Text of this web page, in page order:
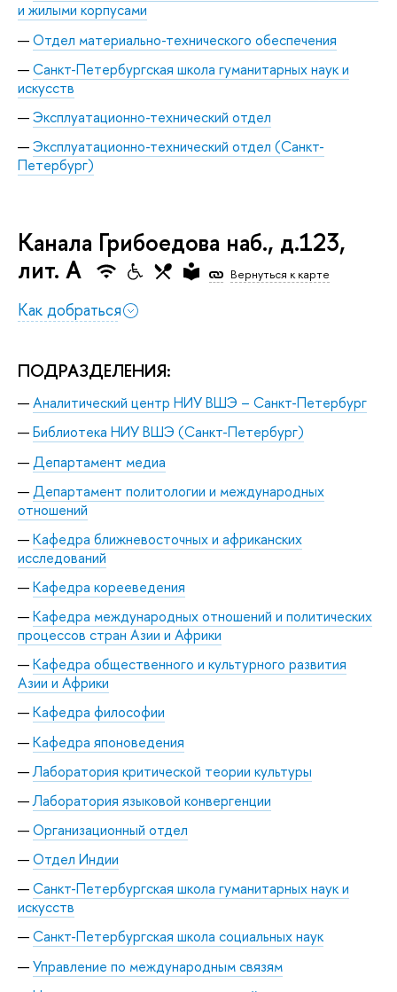
и жилыми корпусами
Отдел материально-технического обеспечения
Санкт-Петербургская школа гуманитарных наук и
искусств
Эксплуатационно-технический отдел
Эксплуатационно-технический отдел (Санкт-
Петербург)
Канала Грибоедова наб., д.123,
лит. А
Вернуться к карте
Как добраться
ПОДРАЗДЕЛЕНИЯ:
Аналитический центр НИУ ВШЭ – Санкт-Петербург
Библиотека НИУ ВШЭ (Санкт-Петербург)
Департамент медиа
Департамент политологии и международных
отношений
Кафедра ближневосточных и африканских
исследований
Кафедра корееведения
Кафедра международных отношений и политических
процессов стран Азии и Африки
Кафедра общественного и культурного развития
Азии и Африки
Кафедра философии
Кафедра японоведения
Лаборатория критической теории культуры
Лаборатория языковой конвергенции
Организационный отдел
Отдел Индии
Санкт-Петербургская школа гуманитарных наук и
искусств
Санкт-Петербургская школа социальных наук
Управление по международным связям